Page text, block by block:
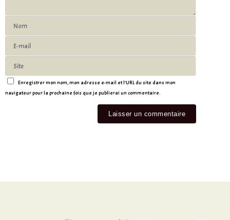
Enregistrer mon nom, mon adresse e-mail et l’URL du site dans mon
navigateur pour la prochaine fois que je publierai un commentaire.